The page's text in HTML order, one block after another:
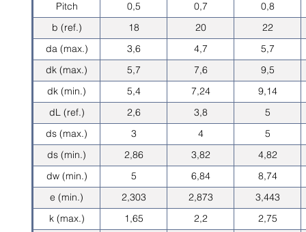
Pitch
0,5 0,7
0,8
b (ref.)
18 20
22
da (max.)
3,6 4,7
5,7
dk (max.)
5,7 7,6
9,5
dk (min.)
5,4 7,24
9,14
dL (ref.)
2,6 3,8
5
ds (max.)
3 4
5
ds (min.)
2,86 3,82
4,82
dw (min.)
5 6,84
8,74
e (min.)
2,303 2,873
3,443
k (max.)
1,65 2,2
2,75